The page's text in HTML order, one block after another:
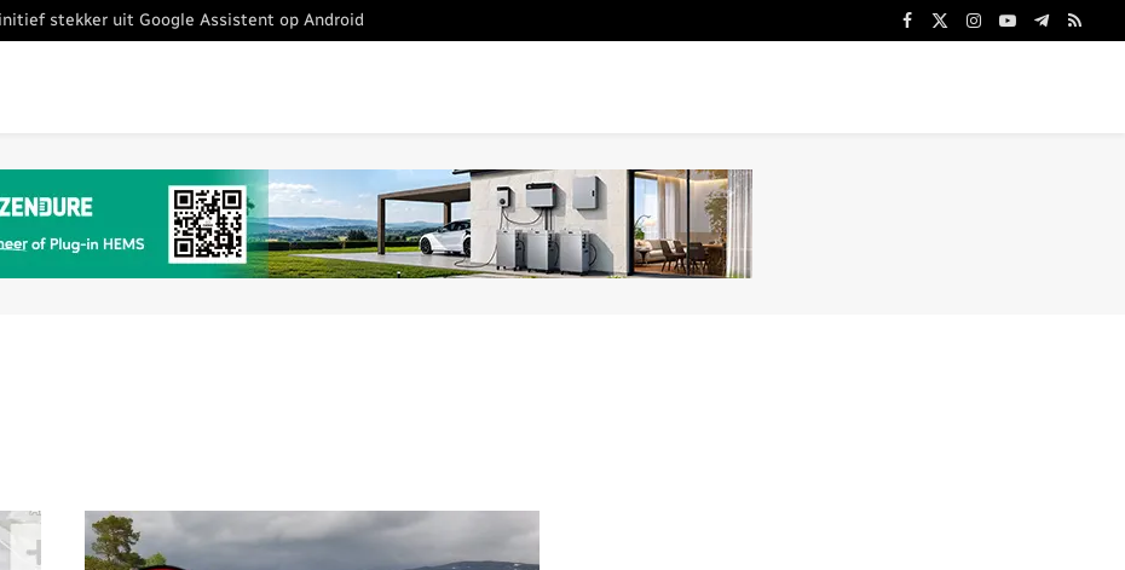
stekker uit Google Assistent op Android
Facebook
X
Instagram
YouTube
Telegram
RSS